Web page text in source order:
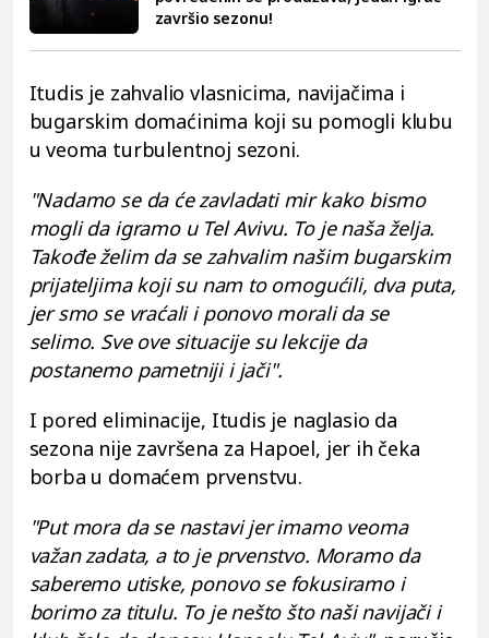
završio sezonu!
Itudis je zahvalio vlasnicima, navijačima i
bugarskim domaćinima koji su pomogli klubu
u veoma turbulentnoj sezoni.
"Nadamo se da će zavladati mir kako bismo
mogli da igramo u Tel Avivu. To je naša želja.
Takođe želim da se zahvalim našim bugarskim
prijateljima koji su nam to omogućili, dva puta,
jer smo se vraćali i ponovo morali da se
selimo. Sve ove situacije su lekcije da
postanemo pametniji i jači".
I pored eliminacije, Itudis je naglasio da
sezona nije završena za Hapoel, jer ih čeka
borba u domaćem prvenstvu.
"Put mora da se nastavi jer imamo veoma
važan zadata, a to je prvenstvo. Moramo da
saberemo utiske, ponovo se fokusiramo i
borimo za titulu. To je nešto što naši navijači i